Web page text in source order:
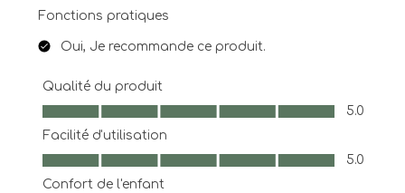
Fonctions pratiques
Oui, Je recommande ce produit.
Qualité du produit
Qualité du produit, 5.0 sur 5
5.0
Facilité d'utilisation
Facilité d'utilisation, 5.0 sur 5
5.0
Confort de l'enfant